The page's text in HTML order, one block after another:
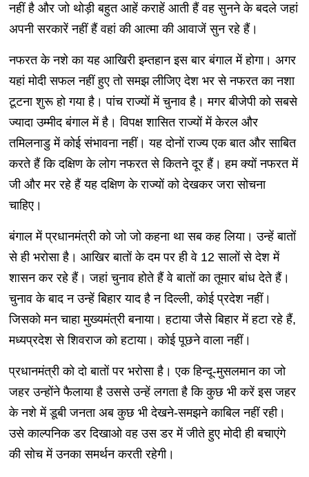
नहीं है और जो थोड़ी बहुत आहें कराहें आती हैं वह सुनने के बदले जहां
अपनी सरकारें नहीं हैं वहां की आत्मा की आवाजें सुन रहे हैं।
नफरत के नशे का यह आखिरी इम्तहान इस बार बंगाल में होगा। अगर
यहां मोदी सफल नहीं हुए तो समझ लीजिए देश भर से नफरत का नशा
टूटना शुरू हो गया है। पांच राज्यों में चुनाव है। मगर बीजेपी को सबसे
ज्यादा उम्मीद बंगाल में है। विपक्ष शासित राज्यों में केरल और
तमिलनाडु में कोई संभावना नहीं। यह दोनों राज्य एक बात और साबित
करते हैं कि दक्षिण के लोग नफरत से कितने दूर हैं। हम क्यों नफरत में
जी और मर रहे हैं यह दक्षिण के राज्यों को देखकर जरा सोचना
चाहिए।
बंगाल में प्रधानमंत्री को जो जो कहना था सब कह लिया। उन्हें बातों
से ही भरोसा है। आखिर बातों के दम पर ही वे 12 सालों से देश में
शासन कर रहे हैं। जहां चुनाव होते हैं वे बातों का तूमार बांध देते हैं।
चुनाव के बाद न उन्हें बिहार याद है न दिल्ली, कोई प्रदेश नहीं।
जिसको मन चाहा मुख्यमंत्री बनाया। हटाया जैसे बिहार में हटा रहे हैं,
मध्यप्रदेश से शिवराज को हटाया। कोई पूछने वाला नहीं।
प्रधानमंत्री को दो बातों पर भरोसा है। एक हिन्दू-मुसलमान का जो
जहर उन्होंने फैलाया है उससे उन्हें लगता है कि कुछ भी करें इस जहर
के नशे में डूबी जनता अब कुछ भी देखने-समझने काबिल नहीं रही।
उसे काल्पनिक डर दिखाओ वह उस डर में जीते हुए मोदी ही बचाएंगे
की सोच में उनका समर्थन करती रहेगी।